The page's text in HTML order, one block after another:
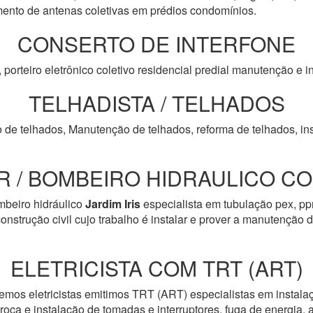
de antenas coletivas em prédios condomínios.
CONSERTO DE INTERFONE
eletrônico coletivo residencial predial manutenção e
TELHADISTA / TELHADOS
de telhados, Manutenção de telhados, reforma de telhados,
/ BOMBEIRO HIDRAULICO
hidráulicoJardim Irisespecialista em tubulação pex,
civil cujo trabalho é instalar e prover a manutenção
ELETRICISTA COM TRT (ART)
eletricistas emitimos TRT (ART) especialistas em
e instalação de tomadas e interruptores, fuga de